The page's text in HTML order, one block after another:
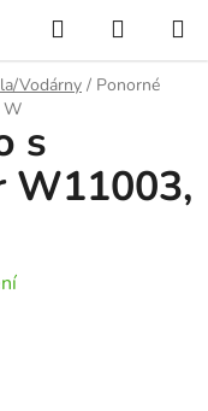
Hledat
KOŠÍK
Vodárny / Ponorné
W
s
W11003,